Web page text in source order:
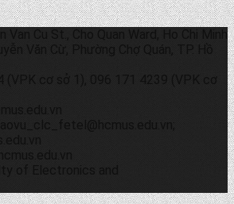
Van Cu St., Cho Quan Ward, Ho Chi Minh
Văn Cừ, Phường Chợ Quán, TP. Hồ
(VPK cơ sở 1), 096 171 4239 (VPK cơ
of Electronics and